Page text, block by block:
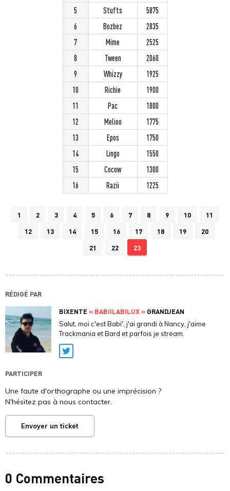
5
Stufts
5875
6
Bozbez
2835
7
Mime
2525
8
Tween
2060
9
Whizzy
1925
10
Richie
1900
11
Pac
1800
12
Melioo
1775
13
Epos
1750
14
Lingo
1550
15
Cocow
1300
16
Razii 1225
1 2 3 4 5 6 7 8 9 10
11
12
13 14 15 16 17 18 19
20
21
22 23
RÉDIGÉ PAR
BIXENTE « BABIILABILUX » GRANDJEAN
Salut, moi c'est Babi', j'ai grandi à Nancy, j'aime
Trackmania et Bard et parfois je stream.
Twitter
PARTICIPER
Une faute d'orthographe ou une imprécision ?
N'hésitez pas à nous contacter.
Envoyer un ticket
0 Commentaires